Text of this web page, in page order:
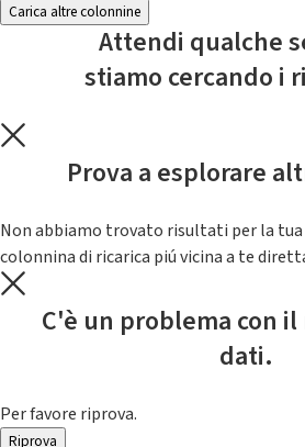
Carica altre colonnine
Attendi qualche
stiamo cercando i
Prova a esplorare
Non abbiamo trovato risultati per la tua
colonnina di ricarica piú vicina a te
C'è un problema con
dati.
Per favore riprova.
Riprova